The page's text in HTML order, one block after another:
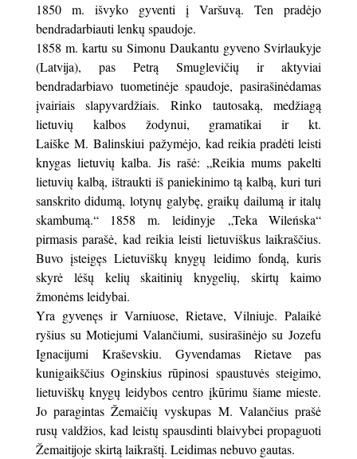
1850 m. išvyko gyventi į Varšuvą. Ten pradėjo
bendradarbiauti lenkų spaudoje.
1858 m. kartu su Simonu Daukantu gyveno Svirlaukyje
(Latvija), pas Petrą Smuglevičių ir aktyviai
bendradarbiavo tuometinėje spaudoje, pasirašinėdamas
įvairiais slapyvardžiais. Rinko tautosaką, medžiagą
lietuvių kalbos žodynui, gramatikai ir kt.
Laiške M. Balinskiui pažymėjo, kad reikia pradėti leisti
knygas lietuvių kalba. Jis rašė: „Reikia mums pakelti
lietuvių kalbą, ištraukti iš paniekinimo tą kalbą, kuri turi
sanskrito didumą, lotynų galybę, graikų dailumą ir italų
skambumą.“ 1858 m. leidinyje „Teka Wileńska“
pirmasis parašė, kad reikia leisti lietuviškus laikraščius.
Buvo įsteigęs Lietuviškų knygų leidimo fondą, kuris
skyrė lėšų kelių skaitinių knygelių, skirtų kaimo
žmonėms leidybai.
Yra gyvenęs ir Varniuose, Rietave, Vilniuje. Palaikė
ryšius su Motiejumi Valančiumi, susirašinėjo su Jozefu
Ignacijumi Kraševskiu. Gyvendamas Rietave pas
kunigaikščius Oginskius rūpinosi spaustuvės steigimo,
lietuviškų knygų leidybos centro įkūrimu šiame mieste.
Jo paragintas Žemaičių vyskupas M. Valančius prašė
rusų valdžios, kad leistų spausdinti blaivybei propaguoti
Žemaitijoje skirtą laikraštį. Leidimas nebuvo gautas.